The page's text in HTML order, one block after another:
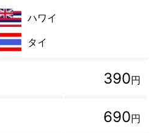
ハワイ
タイ
390円
690円